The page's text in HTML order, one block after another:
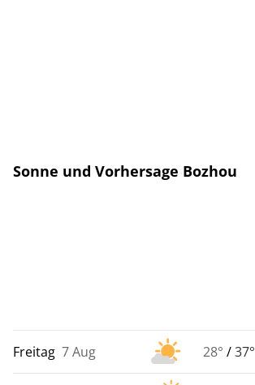
Sonne und Vorhersage Bozhou
Freitag 7 Aug 28° /37°